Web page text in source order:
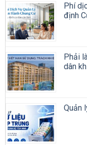
Phí
định
Phải
dân
Quản